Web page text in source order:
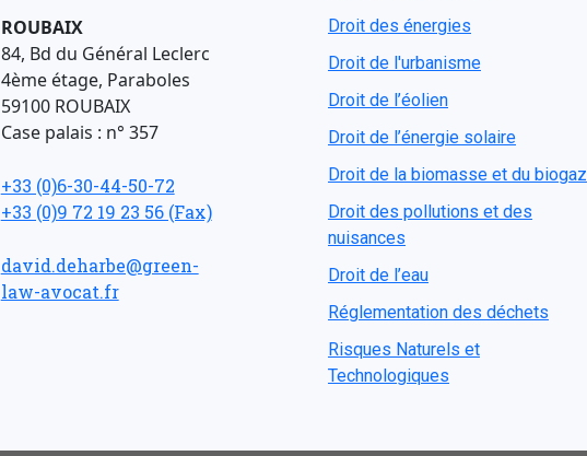
ROUBAIX
84, Bd du Général Leclerc
4ème étage, Paraboles
59100 ROUBAIX
Case palais : n° 357
+33 (0)6-30-44-50-72
+33 (0)9 72 19 23 56 (Fax)
david.deharbe@green-
law-avocat.fr
Droit des énergies
Droit de l'urbanisme
Droit de l’éolien
Droit de l’énergie solaire
Droit de la biomasse et du biogaz
Droit des pollutions et des
nuisances
Droit de l’eau
Réglementation des déchets
Risques Naturels et
Technologiques